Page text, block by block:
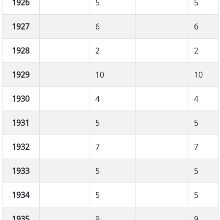
1926 5 5
1927 6 6
1928 2 2
1929 10 10
1930 4 4
1931 5 5
1932 7 7
1933 5 5
1934 5 5